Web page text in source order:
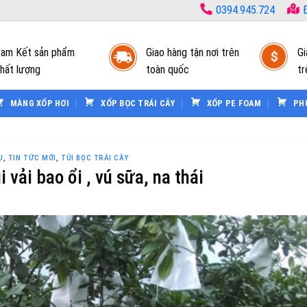
0394.945.724
Kết sản phẩm
lượng
Giao hàng tận nơi trên
toàn quốc
MÀNG XỐP HƠI XỐP BỌC TRÁI CÂY XỐP PE FOAM
, TIN TỨC MỚI, TÚI BỌC TRÁI CÂY
vải bao ổi , vú sữa, na thái